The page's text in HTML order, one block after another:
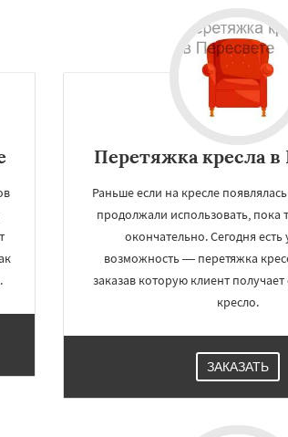
Перетяжка кресла в
Раньше если на кресле
продолжали использовать, пока
окончательно. Сегодня есть
возможность — перетяжка
заказав которую клиент
кресло.
ЗАКАЗАТЬ